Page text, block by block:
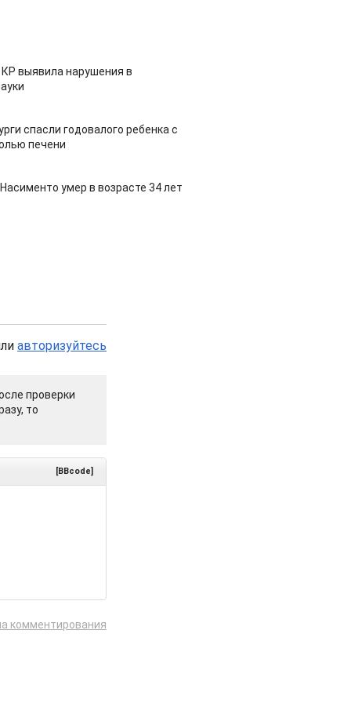
выявила нарушения в
спасли годовалого ребенка с
печени
умер в возрасте 34 лет
авторизуйтесь
проверки
то
[BBcode]
комментирования